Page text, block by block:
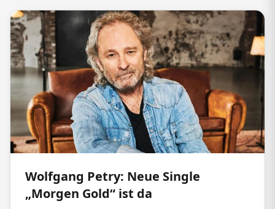
Wolfgang Petry: Neue Single
„Morgen Gold“ ist da